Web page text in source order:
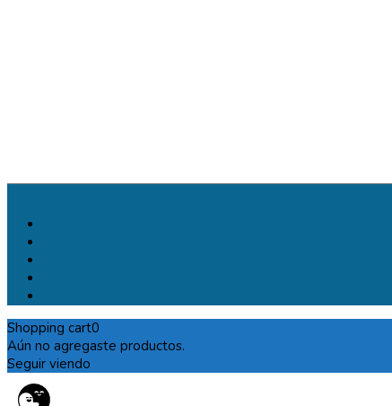
Shopping cart0
Aún no agregaste productos.
Seguir viendo